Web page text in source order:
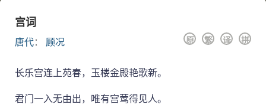
宫词
唐代： 顾况 拼
译
繁
原
长乐宫连上苑春，玉楼金殿艳歌新。
君门一入无由出，唯有宫莺得见人。